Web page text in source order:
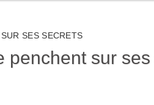
SES SECRETS
penchent sur